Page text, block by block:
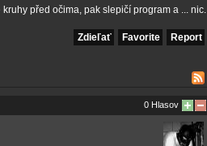
před očima, pak slepičí program a ... nic.
Zdieľať Favorite Report
0 Hlasov